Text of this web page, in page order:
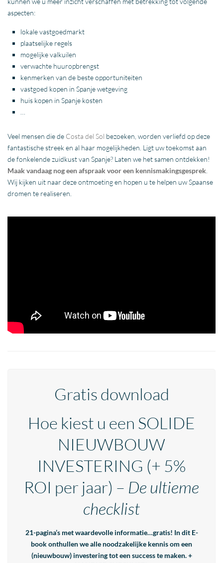
aspecten:
lokale vastgoedmarkt
plaatselijke regels
mogelijke valkuilen
verwachte huuropbrengst
kenmerken van de beste opportuniteiten
vastgoed kopen in Spanjewetgeving
huis kopen in Spanje kosten
Veel mensen die de Costa del Sol bezoeken, worden verliefd op deze
fantastische streek en al haar mogelijkheden. Ligt uw toekomst aan
de fonkelende zuidkust van Spanje? Laten we het samen ontdekken!
Maak vandaag nog een afspraak voor een kennismakingsgesprek
Wij kijken uit naar deze ontmoeting en hopen u te helpen uw Spaanse
dromen te realiseren.
Gratis download
Hoe kiest u een SOLIDE
NIEUWBOUW
INVESTERING (+ 5%
ROI per jaar) – De ultieme
checklist
21-pagina’s met waardevolle informatie…gratis! In dit E-
book onthullen we alle noodzakelijke kennis om een
(nieuwbouw) investering tot een success te maken. +